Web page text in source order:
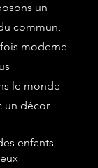
un
commun,
moderne
le monde
un décor
enfants